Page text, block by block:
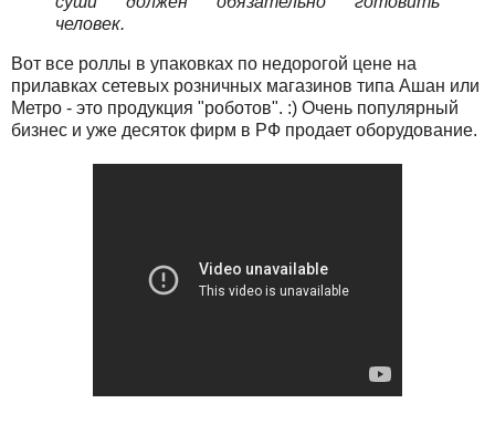
человек.
Вот все роллы в упаковках по недорогой цене на
прилавках сетевых розничных магазинов типа Ашан или
Метро - это продукция "роботов". :) Очень популярный
бизнес и уже десяток фирм в РФ продает оборудование.